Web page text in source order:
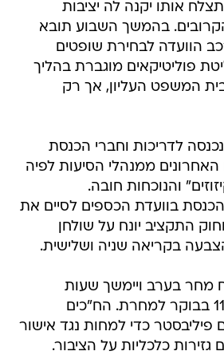
תצלח אותו יקנה לה יציבות
בהמשך השבוע תובא
הוועדה לבחירת שופטים
פוליטיקאים מוגברת בהליך
המשפט העליון, אך רק
לדריכות וחברי הכנסת
האחרונים ממנהלי הסיעות לפיה
והנוכחות חובה.
בוועדת הכספים לסיים את
התקציב יונח על שולחן
בקריאה שניה ושלישית.
מחר בערב ויימשך שעות
ארוכות עד לפחות 11 בבוקר למחרת. הח"כים
פיליבסטר כדי למחות נגד אישור
גזירות כלכליות על הציבור.